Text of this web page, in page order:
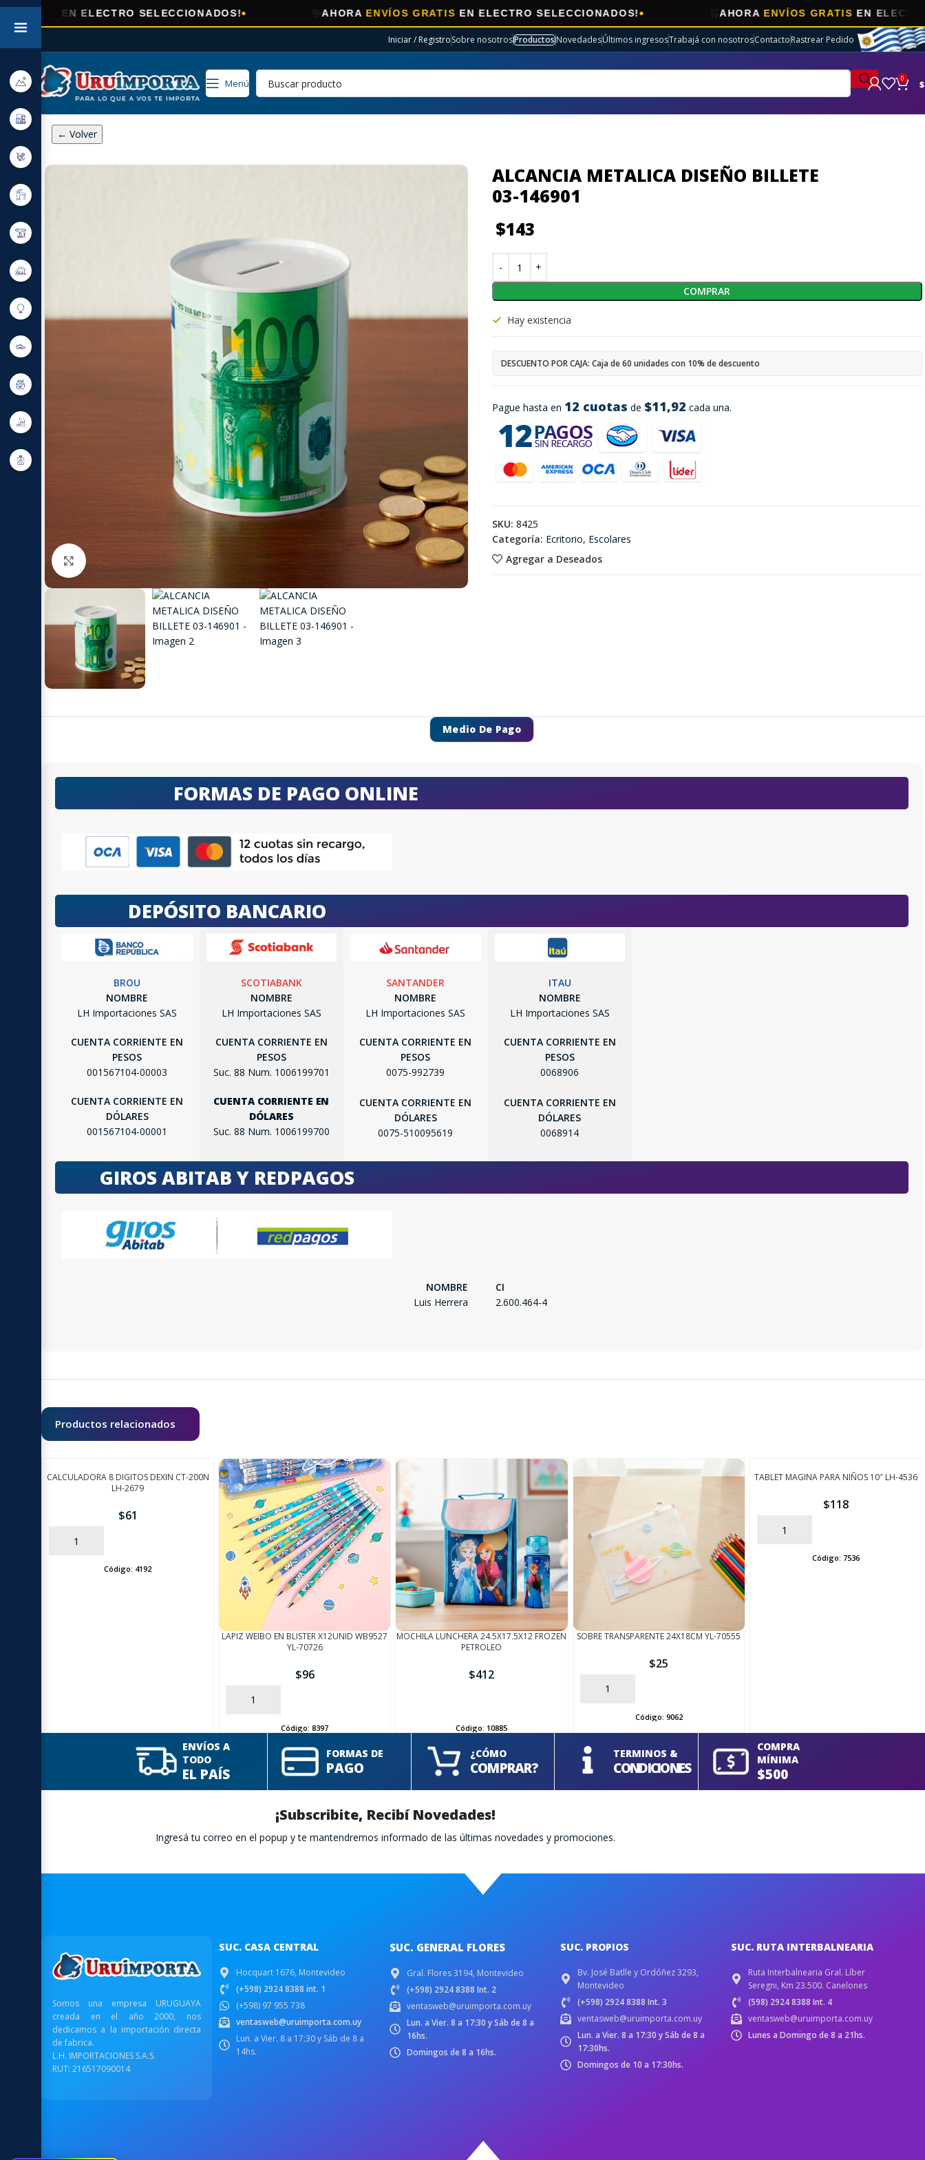
ELECTRO SELECCIONADOS! 🎯 ENVÍOS GRATISEN ELECTRO SELECCIONADOS! 🛒 ENVÍOS GRATISEN ELECTRO
Iniciar / RegistroSobre nosotrosProductosNovedadesÚltimos ingresosTrabajá con nosotrosContactoRastrear Pedido
Menú 0 $
← Volver
ALCANCIA METALICA DISEÑO BILLETE
03-146901
$143
Pague hasta en 12 cuotas de $11,92 cada una.
Hay existencia
DESCUENTO POR CAJA: Caja de 60 unidades con 10% de descuento
COMPRAR
Agregar a Deseados
SKU: 8425
Categoría: Ecritorio, Escolares
Medio De Pago
FORMAS DE PAGO ONLINE
DEPÓSITO BANCARIO
BROU
NOMBRE
LH Importaciones SAS
CUENTA CORRIENTE EN
PESOS
001567104-00003
CUENTA CORRIENTE EN
DÓLARES
001567104-00001
SCOTIABANK
NOMBRE
LH Importaciones SAS
CUENTA CORRIENTE EN
PESOS
Suc. 88 Num. 1006199701
CUENTA CORRIENTE EN
DÓLARES
Suc. 88 Num. 1006199700
SANTANDER
NOMBRE
LH Importaciones SAS
CUENTA CORRIENTE EN
PESOS
0075-992739
CUENTA CORRIENTE EN
DÓLARES
0075-510095619
ITAU
NOMBRE
LH Importaciones SAS
CUENTA CORRIENTE EN
PESOS
0068906
CUENTA CORRIENTE EN
DÓLARES
0068914
GIROS ABITAB Y REDPAGOS
NOMBRE
Luis Herrera
CI
2.600.464-4
Productos relacionados
CALCULADORA 8 DIGITOS DEXIN CT-200N
LH-2679
$61
AÑADIR
Código: 4192
LAPIZ WEIBO EN BLISTER X12UNID WB9527
YL-70726
$96
AÑADIR
Código:8397
MOCHILA LUNCHERA 24.5X17.5X12 FROZEN
PETROLEO
$412
Código:10885
SOBRE TRANSPARENTE 24X18CM YL-70555
$25
AÑADIR
Código: 9062
TABLET MAGINA PARA NIÑOS 10″ LH-4536
$118
AÑADIR
Código: 7536
ENVÍOS A
TODO
EL PAÍS
FORMAS DE
PAGO
¿CÓMO
COMPRAR?
TERMINOS &
CONDICIONES
COMPRA
MÍNIMA
$500
¡Subscribite, Recibí Novedades!
Ingresá tu correo en el popup y te mantendremos informado de las últimas novedades y promociones.
Somos una empresa URUGUAYA
creada en el año 2000, nos
dedicamos a la importación directa
de fabrica.
L.H. IMPORTACIONES S.A.S.
RUT: 216517090014
SUC. CASA CENTRAL
Hocquart 1676, Montevideo
(+598) 2924 8388 int. 1
(+598) 97 955 738
ventasweb@uruimporta.com.uy
Lun. a Vier. 8 a 17:30 y Sáb de 8 a
14hs.
SUC. GENERAL FLORES
Gral. Flores 3194, Montevideo
(+598) 2924 8388 Int. 2
ventasweb@uruimporta.com.uy
Lun. a Vier. 8 a 17:30 y Sáb de 8 a
16hs.
Domingos de 8 a 16hs.
SUC. PROPIOS
Bv. José Batlle y Ordóñez 3293,
Montevideo
(+598) 2924 8388 Int. 3
ventasweb@uruimporta.com.uy
Lun. a Vier. 8 a 17:30 y Sáb de 8 a
17:30hs.
Domingos de 10 a 17:30hs.
SUC. RUTA INTERBALNEARIA
Ruta Interbalnearia Gral. Líber
Seregni, Km 23.500. Canelones
(598) 2924 8388 Int. 4
ventasweb@uruimporta.com.uy
Lunes a Domingo de 8 a 21hs.
SEGUÍ COMPRANDO